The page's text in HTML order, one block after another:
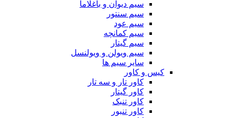
سیم دیوان و باغلاما
سیم سنتور
سیم عود
سیم کمانچه
سیم گیتار
سیم ویولن و ویولنسل
سایر سیم ها
کیس و کاور
کاور تار و سه تار
کاور گیتار
کاور تنبک
کاور تنبور